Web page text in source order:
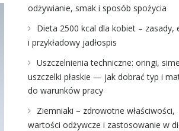
odżywianie, smak i sposób spożycia
Dieta 2500 kcal dla kobiet – zasady,
i przykładowy jadłospis
Uszczelnienia techniczne: oringi,
uszczelki płaskie — jak dobrać typ i
do warunków pracy
Ziemniaki – zdrowotne właściwości,
wartości odżywcze i zastosowanie w